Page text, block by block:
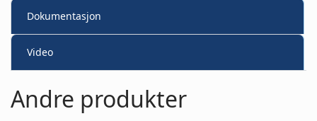
Dokumentasjon
Video
Andre produkter